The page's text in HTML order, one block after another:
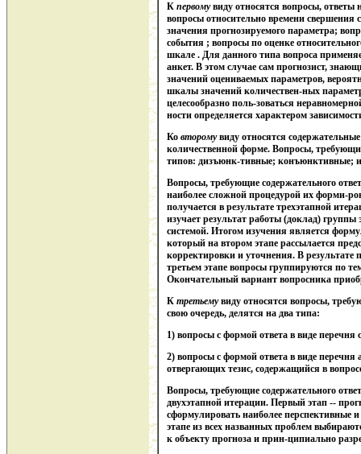
К первомувиду относятся вопросы, ответы
вопросы относительно времени свершения
значения прогнозируемого параметра;
события ; вопросы по оценке
шкале . Для данного типа вопроса
анкет. В этом случае сам прогнозист,
значений оцениваемых параметров,
шкалы значений количествен-ных
целесообразно поль-зоваться
ности определяется характером
Ко второмувиду относятся
количественной форме. Вопросы,
типов: дизъюнк-тивные; конъюнктивные;
Вопросы, требующие содержательного
наиболее сложной процедурой их форми-
получается в результате трехэтапной
изучает результат работы (доклад)
системой. Итогом изучения является
который на втором этапе рассылается
корректировки и уточнения. В результате
третьем этапе вопросы группируются по
Окончательный вариант вопросника
К третьемувиду относятся вопросы,
свою очередь, делятся на два типа:
1) вопросы с формой ответа в виде перечня
2) вопросы с формой ответа в виде
отвергающих тезис, содержащийся в
Вопросы, требующие содержательного
двухэтапной итерации. Первый этап --
сформулировать наиболее перспективные
этапе из всех названных проблем
к объекту прогноза и прин-ципиально